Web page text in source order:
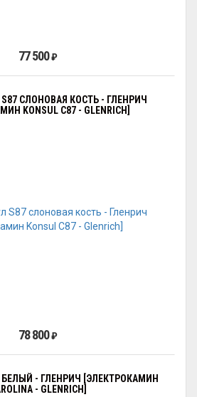
77 500₽
СЛОНОВАЯ КОСТЬ - ГЛЕНРИЧ
KONSUL С87 - GLENRICH]
78 800₽
- ГЛЕНРИЧ [ЭЛЕКТРОКАМИН
- GLENRICH]